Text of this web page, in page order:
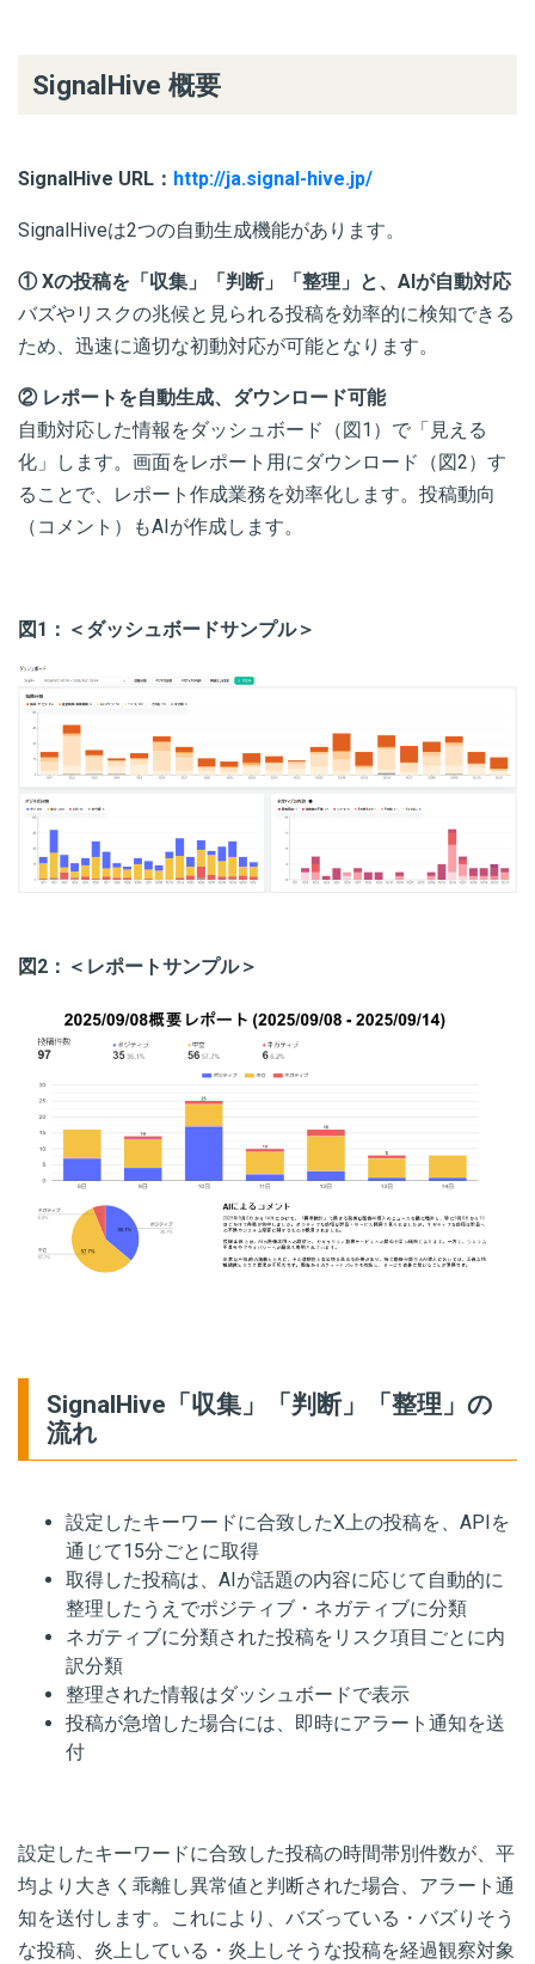
SignalHive 概要
SignalHive URL： http://ja.signal-hive.jp/
SignalHiveは2つの自動生成機能があります。
① Xの投稿を「収集」「判断」「整理」と、AIが自動対応
バズやリスクの兆候と見られる投稿を効率的に検知できる
ため、迅速に適切な初動対応が可能となります。
② レポートを自動生成、ダウンロード可能
自動対応した情報をダッシュボード（図1）で「見える
化」します。画面をレポート用にダウンロード（図2）す
ることで、レポート作成業務を効率化します。投稿動向
（コメント）もAIが作成します。
図1：＜ダッシュボードサンプル＞
図2：＜レポートサンプル＞
SignalHive「収集」「判断」「整理」の
流れ
設定したキーワードに合致したX上の投稿を、APIを
通じて15分ごとに取得
取得した投稿は、AIが話題の内容に応じて自動的に
整理したうえでポジティブ・ネガティブに分類
ネガティブに分類された投稿をリスク項目ごとに内
訳分類
整理された情報はダッシュボードで表示
投稿が急増した場合には、即時にアラート通知を送
付
設定したキーワードに合致した投稿の時間帯別件数が、平
均より大きく乖離し異常値と判断された場合、アラート通
知を送付します。これにより、バズっている・バズりそう
な投稿、炎上している・炎上しそうな投稿を経過観察対象